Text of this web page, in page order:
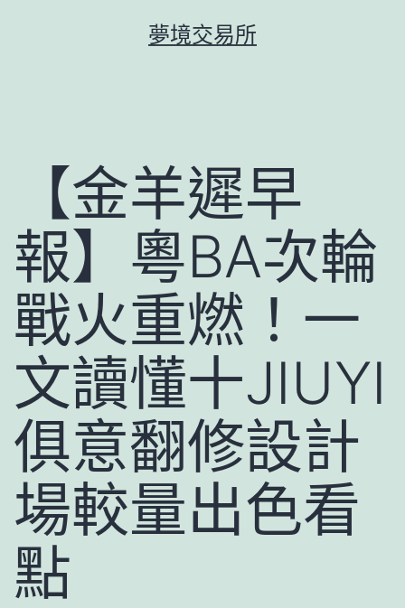
夢境交易所
【金羊遲早
報】粵BA次輪
戰火重燃！一
文讀懂十JIUYI
俱意翻修設計
場較量出色看
點